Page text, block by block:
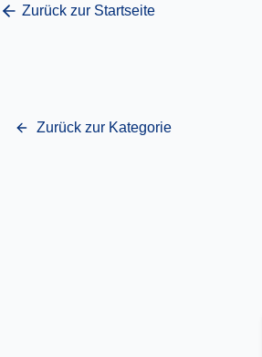
Zurück zur Startseite
Zurück zur Kategorie